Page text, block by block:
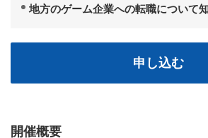
地方のゲーム企業への転職について
申し込む
開催概要